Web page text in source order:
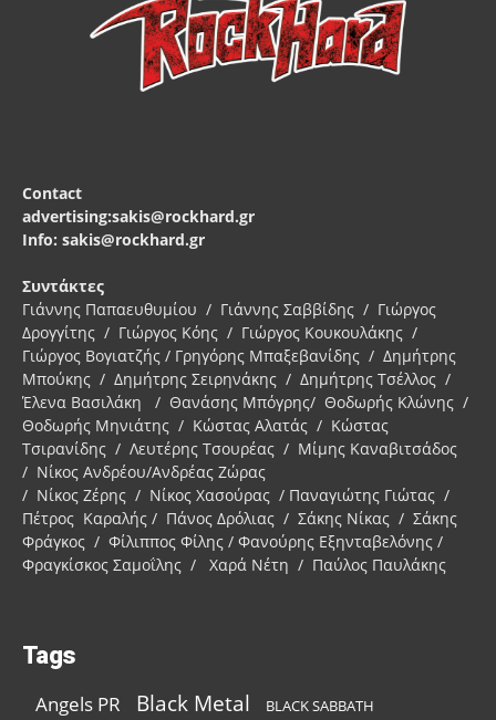
Contact
advertising:sakis@rockhard.gr
Info: sakis@rockhard.gr
Συντάκτες
Γιάννης Παπαευθυμίου / Γιάννης Σαββίδης / Γιώργος
Δρογγίτης / Γιώργος Κόης / Γιώργος Κουκουλάκης /
Γιώργος Βογιατζής / Γρηγόρης Μπαξεβανίδης / Δημήτρης
Μπούκης / Δημήτρης Σειρηνάκης / Δημήτρης Τσέλλος /
Έλενα Βασιλάκη / Θανάσης Μπόγρης/ Θοδωρής Κλώνης /
Θοδωρής Μηνιάτης / Κώστας Αλατάς / Κώστας
Τσιρανίδης / Λευτέρης Τσουρέας / Μίμης Καναβιτσάδος
/ Νίκος Ανδρέου/Ανδρέας Ζώρας
/ Νίκος Ζέρης / Νίκος Χασούρας / Παναγιώτης Γιώτας /
Πέτρος Καραλής / Πάνος Δρόλιας / Σάκης Νίκας / Σάκης
Φράγκος / Φίλιππος Φίλης / Φανούρης Εξηνταβελόνης /
Φραγκίσκος Σαμοΐλης / Χαρά Νέτη / Παύλος Παυλάκης
Tags
Angels PR Black Metal BLACK SABBATH